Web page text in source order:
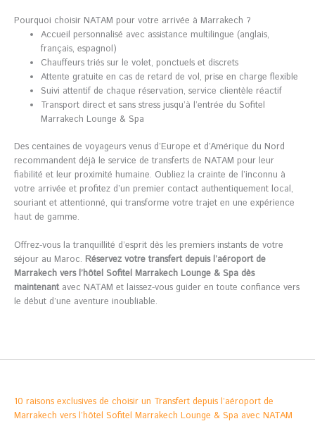
Pourquoi choisir NATAM pour votre arrivée à Marrakech ?
Accueil personnalisé avec assistance multilingue (anglais,
français, espagnol)
Chauffeurs triés sur le volet, ponctuels et discrets
Attente gratuite en cas de retard de vol, prise en charge flexible
Suivi attentif de chaque réservation, service clientèle réactif
Transport direct et sans stress jusqu’à l’entrée du Sofitel
Marrakech Lounge & Spa
Des centaines de voyageurs venus d’Europe et d’Amérique du Nord
recommandent déjà le service de transferts de NATAM pour leur
fiabilité et leur proximité humaine. Oubliez la crainte de l’inconnu à
votre arrivée et profitez d’un premier contact authentiquement local,
souriant et attentionné, qui transforme votre trajet en une expérience
haut de gamme.
Offrez-vous la tranquillité d’esprit dès les premiers instants de votre
séjour au Maroc. Réservez votre transfert depuis l’aéroport de
Marrakech vers l’hôtel Sofitel Marrakech Lounge & Spa dès
maintenantavec NATAM et laissez-vous guider en toute confiance vers
le début d’une aventure inoubliable.
10 raisons exclusives de choisir un Transfert depuis l’aéroport de
Marrakech vers l’hôtel Sofitel Marrakech Lounge & Spa avec NATAM